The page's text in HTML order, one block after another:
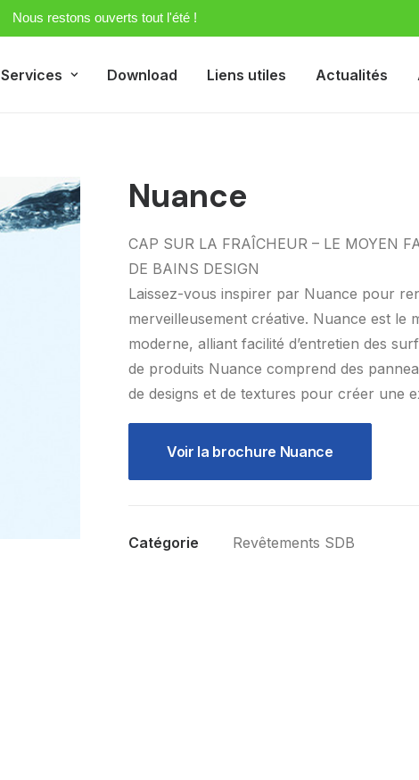
Nous restons ouverts tout l'été !
Services Download Liens utiles Actualités
Nuance
CAP SUR LA FRAÎCHEUR – LE MOYEN
DE BAINS DESIGN
Laissez-vous inspirer par Nuance pour
merveilleusement créative. Nuance est le
moderne, alliant facilité d’entretien des
de produits Nuance comprend des
de designs et de textures pour créer une
Voir la brochure Nuance
Catégorie Revêtements SDB